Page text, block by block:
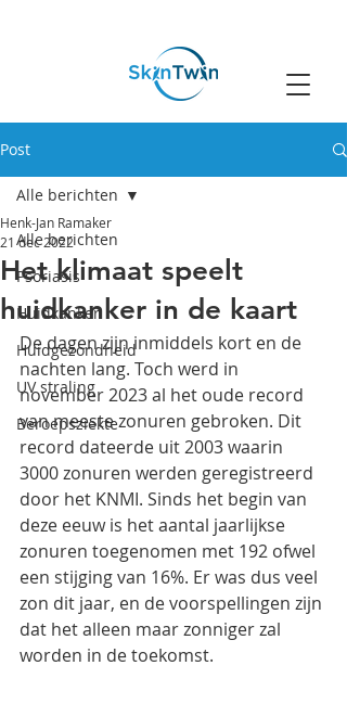
Post
Alle berichten
Psoriasis
Huidkanker
Huidgezondheid
UV straling
Beroepsziekte
Alle berichten
Het klimaat speelt
huidkanker in de kaart
Henk-Jan Ramaker
21 dec 2022
De dagen zijn inmiddels kort en de
nachten lang. Toch werd in
november 2023 al het oude record
van meeste zonuren gebroken. Dit
record dateerde uit 2003 waarin
3000 zonuren werden geregistreerd
door het KNMI. Sinds het begin van
deze eeuw is het aantal jaarlijkse
zonuren toegenomen met 192 ofwel
een stijging van 16%. Er was dus veel
zon dit jaar, en de voorspellingen zijn
dat het alleen maar zonniger zal
worden in de toekomst.